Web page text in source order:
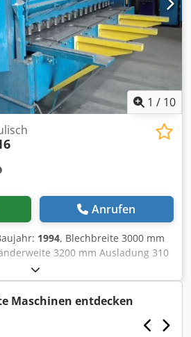
1 / 10
Anrufen
1994, Blechbreite 3000 mm
3200 mm Ausladung 310
820 mm Tischhöhe über Flur
12 St. Schnittwinkel 0,5 - 2,5
1- 2,5 ° Hinteranschlag -
Gesamtleistungsbedarf 30 kW
Maschinen entdecken